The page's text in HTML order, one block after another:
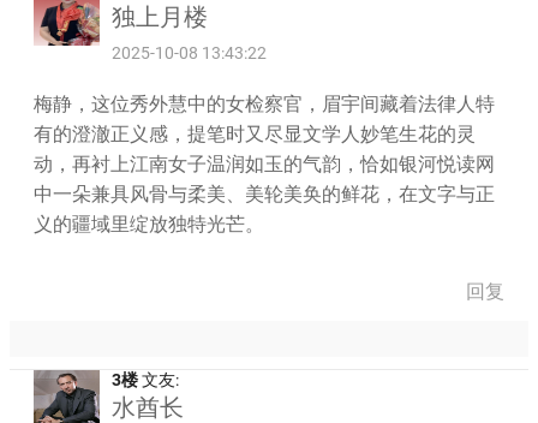
独上月楼
2025-10-08 13:43:22
梅静，这位秀外慧中的女检察官，眉宇间藏着法律人特
有的澄澈正义感，提笔时又尽显文学人妙笔生花的灵
动，再衬上江南女子温润如玉的气韵，恰如银河悦读网
中一朵兼具风骨与柔美、美轮美奂的鲜花，在文字与正
义的疆域里绽放独特光芒。
回复
3楼文友:
水酋长